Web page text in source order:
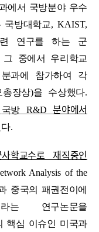
에서 국방분야 우수
국방대학교, KAIST,
연구를 하는 군
그 중에서 우리학교
과에 참가하여 각
장상)을 수상했다.
국방 R&D분야에서
.
학교수로 재직중인
Analysis of the
중국의 패권전이에
라는 연구논문을
핵심 이슈인 미국과